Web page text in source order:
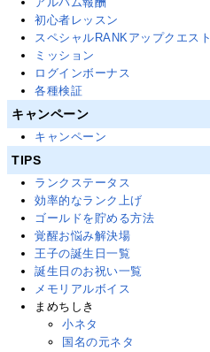
初心者レッスン
スペシャルRANKアップクエスト
ミッション
ログインボーナス
各種検証
キャンペーン
キャンペーン
TIPS
ランクステータス
効率的なランク上げ
ゴールドを貯める方法
覚醒お悩み解決場
王子の誕生日一覧
誕生日のお祝い一覧
メモリアルボイス
まめちしき
小ネタ
国名の元ネタ